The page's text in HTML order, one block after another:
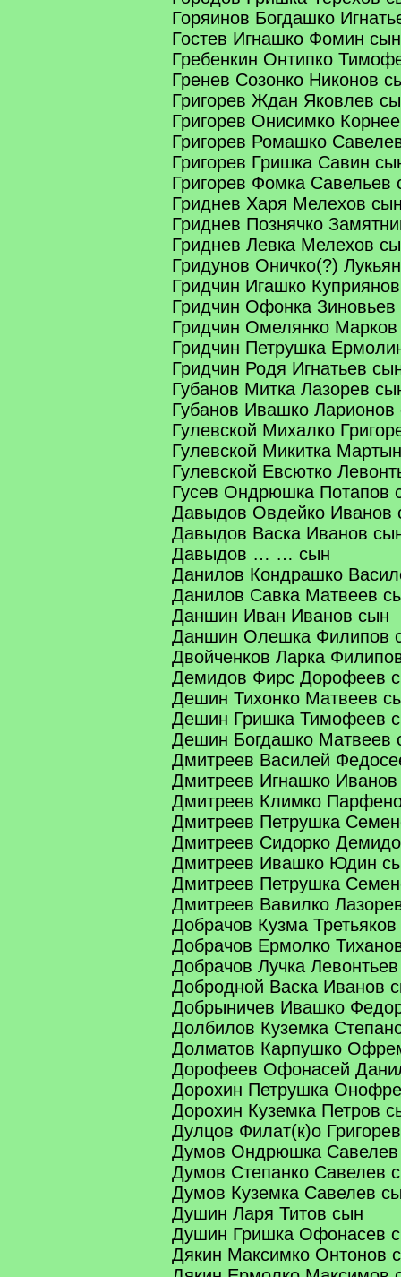
Горяинов Богдашко
Гостев Игнашко Фомин сын
Гребенкин Онтипко
Гренев Созонко Никонов
Григорев Ждан Яковлев
Григорев Онисимко
Григорев Ромашко
Григорев Гришка Савин
Григорев Фомка Савельев
Гриднев Харя Мелехов
Гриднев Познячко
Гриднев Левка Мелехов
Гридунов Оничко(?)
Гридчин Игашко
Гридчин Офонка Зиновьев
Гридчин Омелянко
Гридчин Петрушка
Гридчин Родя Игнатьев
Губанов Митка Лазорев
Губанов Ивашко Ларионов
Гулевской Михалко
Гулевской Микитка
Гулевской Евсютко
Гусев Ондрюшка Потапов
Давыдов Овдейко Иванов
Давыдов Васка Иванов
Давыдов … … сын
Данилов Кондрашко
Данилов Савка Матвеев
Даншин Иван Иванов сын
Даншин Олешка Филипов
Двойченков Ларка
Демидов Фирс Дорофеев
Дешин Тихонко Матвеев
Дешин Гришка Тимофеев
Дешин Богдашко Матвеев
Дмитреев Василей
Дмитреев Игнашко
Дмитреев Климко
Дмитреев Петрушка
Дмитреев Сидорко
Дмитреев Ивашко Юдин
Дмитреев Петрушка
Дмитреев Вавилко
Добрачов Кузма
Добрачов Ермолко
Добрачов Лучка
Добродной Васка Иванов
Добрыничев Ивашко
Долбилов Куземка
Долматов Карпушко
Дорофеев Офонасей
Дорохин Петрушка
Дорохин Куземка Петров
Дулцов Филат(к)о
Думов Ондрюшка
Думов Степанко Савелев
Думов Куземка Савелев
Душин Ларя Титов сын
Душин Гришка Офонасев
Дякин Максимко Онтонов